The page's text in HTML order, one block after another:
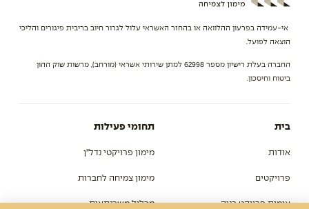
אי-עמידה בפרעון ההלוואה או בהחזר האשראי עלול לגרור חיוב בריבית פיגורים והליכי
הוצאה לפועל.
החברה בעלת רישיון מספר 62998 למתן שירותי אשראי (מורחב), מרשות שוק ההון
ביטוח וחיסכון.
בית
אודות
פרויקטים
אימות פרויקט בניה
תחומי פעילות
מימון פרויקטי נדל”ן
מימון צמיחה לחברות
מכלול משכנתאות